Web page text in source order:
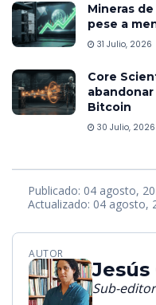
Mineras
pese a
31 Julio, 2026
Core
Bitcoin
30 Julio, 2026
Publicado: 04 agosto,
Actualizado: 04 agosto,
AUTOR
Jesús
Sub-editor